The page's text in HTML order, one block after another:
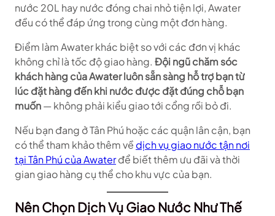
nước 20L hay nước đóng chai nhỏ tiện lợi, Awater
đều có thể đáp ứng trong cùng một đơn hàng.
Điểm làm Awater khác biệt so với các đơn vị khác
không chỉ là tốc độ giao hàng. Đội ngũ chăm sóc
khách hàng của Awater luôn sẵn sàng hỗ trợ bạn từ
lúc đặt hàng đến khi nước được đặt đúng chỗ bạn
muốn— không phải kiểu giao tới cổng rồi bỏ đi.
Nếu bạn đang ở Tân Phú hoặc các quận lân cận, bạn
có thể tham khảo thêm về dịch vụ giao nước tận nơi
tại Tân Phú của Awaterđể biết thêm ưu đãi và thời
gian giao hàng cụ thể cho khu vực của bạn.
Nên Chọn Dịch Vụ Giao Nước Như Thế